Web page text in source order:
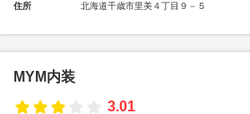
住所 北海道千歳市里美４丁目９－５
MYM内装
3.01